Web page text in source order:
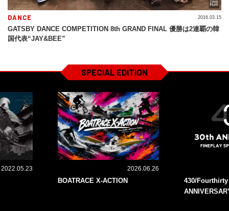
DANCE
GATSBY DANCE COMPETITION 8th GRAND FINAL 優勝は2連覇の韓
国代表“JAY&BEE”
2016.03.15
SPECIAL EDITION
2022.05.23 2026.06.26
BOATRACE X-ACTION
430/